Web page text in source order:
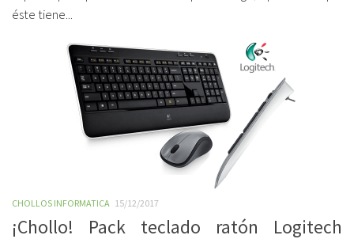
éste tiene...
CHOLLOS INFORMATICA 15/12/2017
¡Chollo! Pack teclado ratón Logitech